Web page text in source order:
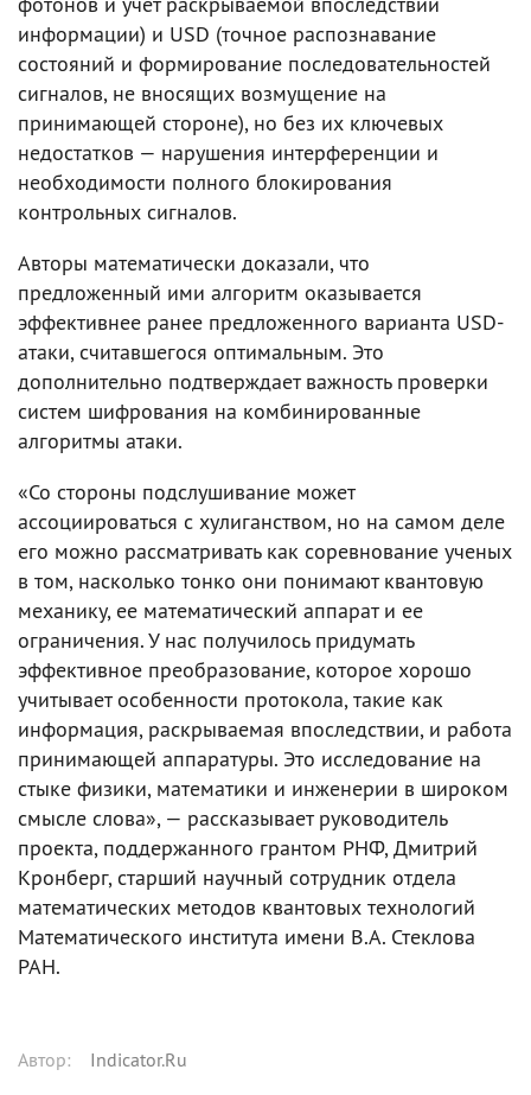
информации) и USD (точное распознавание
состояний и формирование последовательностей
сигналов, не вносящих возмущение на
принимающей стороне), но без их ключевых
недостатков — нарушения интерференции и
необходимости полного блокирования
контрольных сигналов.
Авторы математически доказали, что
предложенный ими алгоритм оказывается
эффективнее ранее предложенного варианта USD-
атаки, считавшегося оптимальным. Это
дополнительно подтверждает важность проверки
систем шифрования на комбинированные
алгоритмы атаки.
«Со стороны подслушивание может
ассоциироваться с хулиганством, но на самом деле
его можно рассматривать как соревнование ученых
в том, насколько тонко они понимают квантовую
механику, ее математический аппарат и ее
ограничения. У нас получилось придумать
эффективное преобразование, которое хорошо
учитывает особенности протокола, такие как
информация, раскрываемая впоследствии, и работа
принимающей аппаратуры. Это исследование на
стыке физики, математики и инженерии в широком
смысле слова», — рассказывает руководитель
проекта, поддержанного грантом РНФ, Дмитрий
Кронберг, старший научный сотрудник отдела
математических методов квантовых технологий
Математического института имени В.А. Стеклова
РАН.
Автор: Indicator.Ru